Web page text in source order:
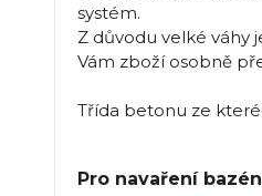
systém.
Z důvodu velké váhy
Vám zboží osobně
Třída betonu ze
Pro navaření